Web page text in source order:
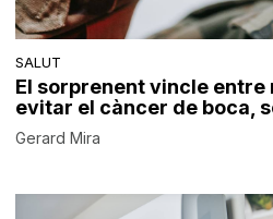
SALUT
El sorprenent vincle entre
evitar el càncer de boca,
Gerard Mira